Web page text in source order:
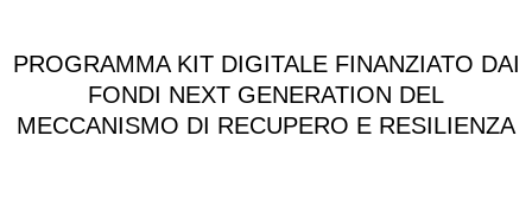
PROGRAMMA KIT DIGITALE FINANZIATO DAI
FONDI NEXT GENERATION DEL
MECCANISMO DI RECUPERO E RESILIENZA